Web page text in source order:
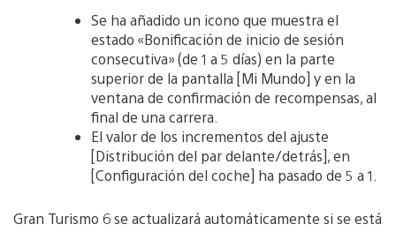
Se ha añadido un icono que muestra el
estado «Bonificación de inicio de sesión
consecutiva» (de 1 a 5 días) en la parte
superior de la pantalla [Mi Mundo] y en la
ventana de confirmación de recompensas, al
final de una carrera.
El valor de los incrementos del ajuste
[Distribución del par delante/detrás], en
[Configuración del coche] ha pasado de 5 a 1.
Gran Turismo 6 se actualizará automáticamente si se está